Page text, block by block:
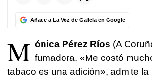
Añade a La Voz de Galicia en Google
M ónica Pérez Ríos (A
fumadora. «Me costó
tabaco es una adición», admite la